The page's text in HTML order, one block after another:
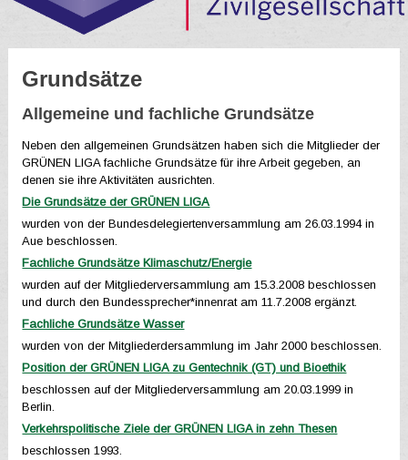
Grundsätze
Allgemeine und fachliche Grundsätze
Neben den allgemeinen Grundsätzen haben sich die Mitglieder der
GRÜNEN LIGA fachliche Grundsätze für ihre Arbeit gegeben, an
denen sie ihre Aktivitäten ausrichten.
Die Grundsätze der GRÜNEN LIGA
wurden von der Bundesdelegiertenversammlung am 26.03.1994 in
Aue beschlossen.
Fachliche Grundsätze Klimaschutz/Energie
wurden auf der Mitgliederversammlung am 15.3.2008 beschlossen
und durch den Bundessprecher*innenrat am 11.7.2008 ergänzt.
Fachliche Grundsätze Wasser
wurden von der Mitgliederdersammlung im Jahr 2000 beschlossen.
Position der GRÜNEN LIGA zu Gentechnik (GT) und Bioethik
beschlossen auf der Mitgliederversammlung am 20.03.1999 in
Berlin.
Verkehrspolitische Ziele der GRÜNEN LIGA in zehn Thesen
beschlossen 1993.